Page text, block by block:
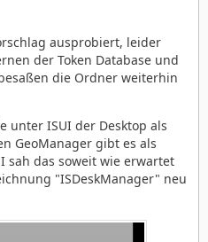
ausprobiert, leider
der Token Database und
die Ordner weiterhin
unter ISUI der Desktop als
GeoManager gibt es als
sah das soweit wie erwartet
"ISDeskManager" neu